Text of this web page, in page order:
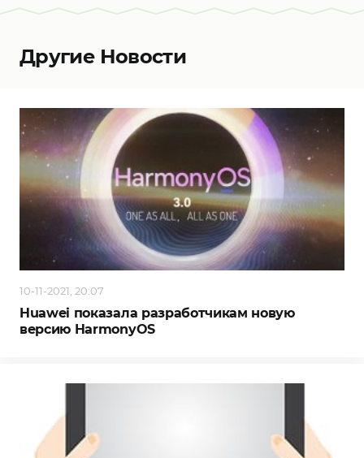
Другие Новости
10-11-2021, 20:07
Huawei показала разработчикам новую
версию HarmonyOS